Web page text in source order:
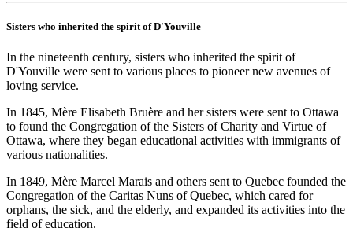
Sisters who inherited the spirit of D'Youville
In the nineteenth century, sisters who inherited the spirit of
D'Youville were sent to various places to pioneer new avenues of
loving service.
In 1845, Mère Elisabeth Bruère and her sisters were sent to Ottawa
to found the Congregation of the Sisters of Charity and Virtue of
Ottawa, where they began educational activities with immigrants of
various nationalities.
In 1849, Mère Marcel Marais and others sent to Quebec founded the
Congregation of the Caritas Nuns of Quebec, which cared for
orphans, the sick, and the elderly, and expanded its activities into the
field of education.